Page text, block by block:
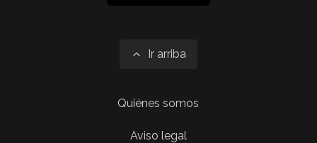
Ir arriba
Quiénes somos
Aviso legal